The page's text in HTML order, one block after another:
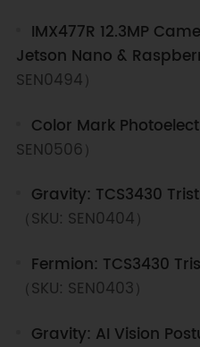
IMX477R 12.3MP
Jetson Nano &
SEN0494）
Color Mark
SEN0506）
Gravity: TCS3430
（SKU: SEN0404）
Fermion: TCS3430
（SKU: SEN0403）
Gravity: AI Vision